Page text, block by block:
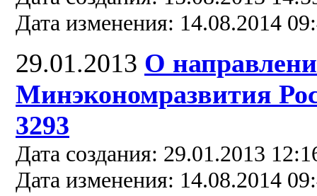
Дата изменения: 14.08.2014
29.01.2013 О
Минэкономразвития
3293
Дата создания: 29.01.2013
Дата изменения: 14.08.2014